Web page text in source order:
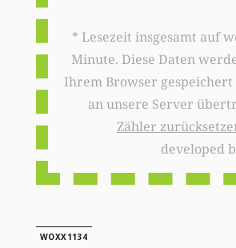
* Lesezeit insgesamt auf
Minute. Diese Daten
Ihrem Browser
an unsere Server
Zähler
developed
WOXX1134